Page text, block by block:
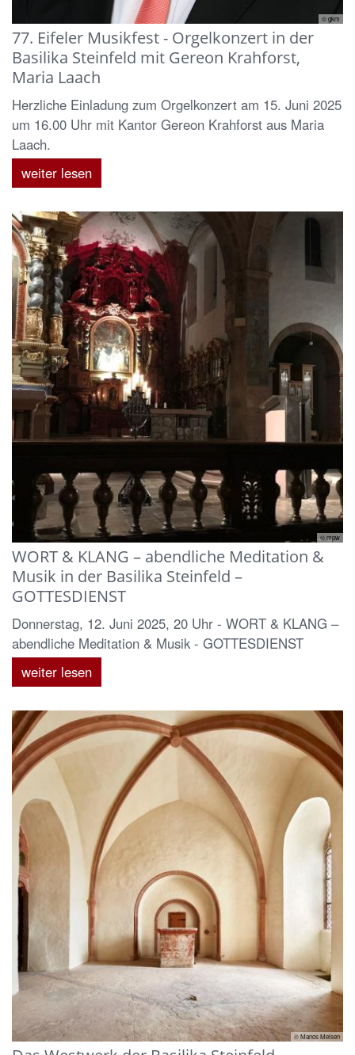
© gkm
77. Eifeler Musikfest - Orgelkonzert in der
Basilika Steinfeld mit Gereon Krahforst,
Maria Laach
Herzliche Einladung zum Orgelkonzert am 15. Juni 2025
um 16.00 Uhr mit Kantor Gereon Krahforst aus Maria
Laach.
weiter lesen
© mpw
WORT & KLANG – abendliche Meditation &
Musik in der Basilika Steinfeld –
GOTTESDIENST
Donnerstag, 12. Juni 2025, 20 Uhr - WORT & KLANG –
abendliche Meditation & Musik - GOTTESDIENST
weiter lesen
© Manos Meisen